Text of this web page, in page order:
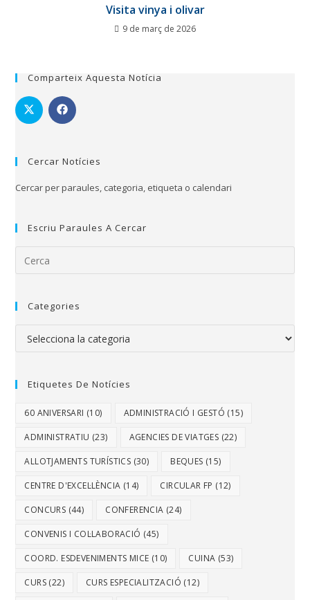
Visita vinya i olivar
9 de març de 2026
Comparteix Aquesta Notícia
Cercar Notícies
Cercar per paraules, categoria, etiqueta o calendari
Escriu Paraules A Cercar
Categories
Etiquetes De Notícies
60 ANIVERSARI (10) ADMINISTRACIÓ I GESTÓ (15)
ADMINISTRATIU (23) AGENCIES DE VIATGES (22)
ALLOTJAMENTS TURÍSTICS (30) BEQUES (15)
CENTRE D'EXCEL·LÈNCIA (14) CIRCULAR FP (12)
CONCURS (44) CONFERENCIA (24)
CONVENIS I COL·LABORACIÓ (45)
COORD. ESDEVENIMENTS MICE (10) CUINA (53)
CURS (22) CURS ESPECIALITZACIÓ (12)